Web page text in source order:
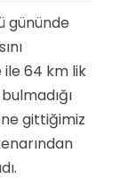
gününde
ile 64 km lik
gittiğimiz